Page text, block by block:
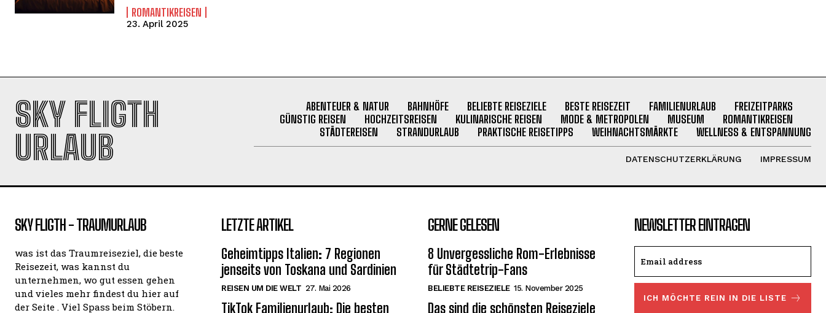
ROMANTIKREISEN
23. April 2025
SKY FLIGTH
URLAUB
ABENTEUER & NATUR BAHNHÖFE BELIEBTE REISEZIELE BESTE REISEZEIT FAMILIENURLAUB
FREIZEITPARKS
GÜNSTIG REISEN
HOCHZEITSREISEN KULINARISCHE REISEN MODE & METROPOLEN MUSEUM
ROMANTIKREISEN
STÄDTEREISEN
STRANDURLAUB PRAKTISCHE REISETIPPS WEIHNACHTSMÄRKTE WELLNESS & ENTSPANNUNG
DATENSCHUTZERKLÄRUNG IMPRESSUM
SKY FLIGTH - TRAUMURLAUB
was ist das Traumreiseziel, die beste
Reisezeit, was kannst du
unternehmen, wo gut essen gehen
und vieles mehr findest du hier auf
der Seite . Viel Spass beim Stöbern.
LETZTE ARTIKEL
Geheimtipps Italien: 7 Regionen
jenseits von Toskana und Sardinien
REISEN UM DIE WELT 27. Mai 2026
TikTok Familienurlaub: Die besten
GERNE GELESEN
8 Unvergessliche Rom-Erlebnisse
für Städtetrip-Fans
BELIEBTE REISEZIELE 15. November 2025
Das sind die schönsten Reiseziele
NEWSLETTER EINTRAGEN
ICH MÖCHTE REIN IN DIE LISTE